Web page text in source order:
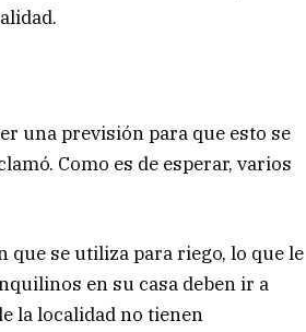
una previsión para que esto se
Como es de esperar, varios
se utiliza para riego, lo que le
en su casa deben ir a
la localidad no tienen